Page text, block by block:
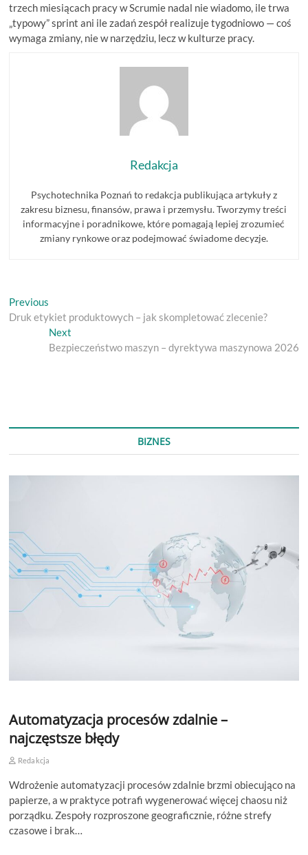
trzech miesiącach pracy w Scrumie nadal nie wiadomo, ile trwa
„typowy” sprint ani ile zadań zespół realizuje tygodniowo — coś
wymaga zmiany, nie w narzędziu, lecz w kulturze pracy.
Redakcja
Psychotechnika Poznań to redakcja publikująca artykuły z
zakresu biznesu, finansów, prawa i przemysłu. Tworzymy treści
informacyjne i poradnikowe, które pomagają lepiej zrozumieć
zmiany rynkowe oraz podejmować świadome decyzje.
Nawigacja
wpisu
Previous
post:
Druk etykiet produktowych – jak skompletować zlecenie?
NextNext
post:
Bezpieczeństwo maszyn – dyrektywa maszynowa 2026
BIZNES
Automatyzacja procesów zdalnie –
najczęstsze błędy
Redakcja
Wdrożenie automatyzacji procesów zdalnie brzmi obiecująco na
papierze, a w praktyce potrafi wygenerować więcej chaosu niż
porządku. Zespoły rozproszone geograficznie, różne strefy
czasowe i brak…